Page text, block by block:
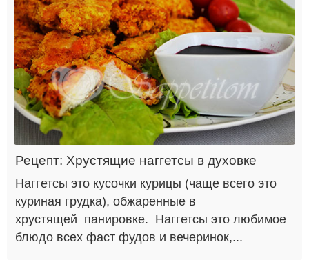
Рецепт: Хрустящие наггетсы в духовке
Наггетсы это кусочки курицы (чаще всего это
куриная грудка), обжаренные в
хрустящей панировке. Наггетсы это любимое
блюдо всех фаст фудов и вечеринок,...